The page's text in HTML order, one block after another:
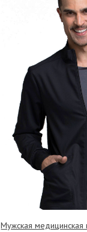
Мужская медицинская